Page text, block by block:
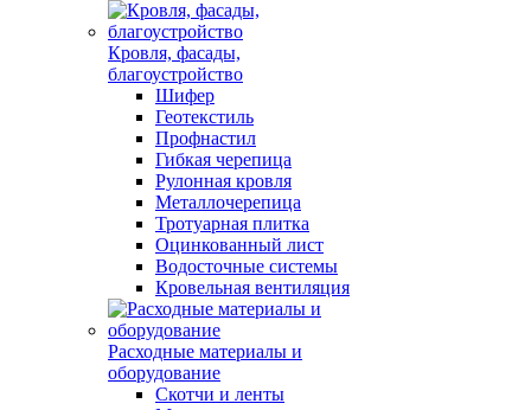
Кровля, фасады,
благоустройство
Шифер
Геотекстиль
Профнастил
Гибкая черепица
Рулонная кровля
Металлочерепица
Тротуарная плитка
Оцинкованный лист
Водосточные системы
Кровельная вентиляция
Расходные материалы и
оборудование
Скотчи и ленты